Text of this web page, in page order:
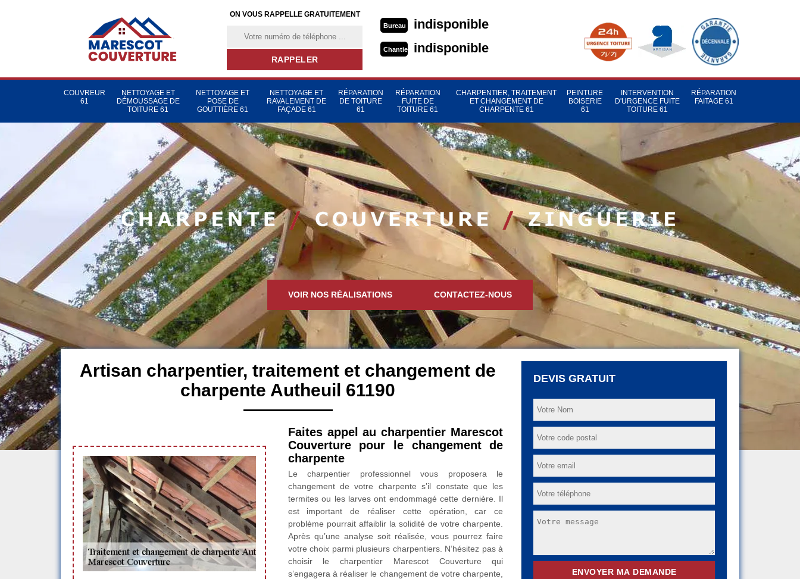
ON VOUS RAPPELLE GRATUITEMENT
Bureau indisponible
Chantier indisponible
COUVREUR
61
NETTOYAGE ET
DÉMOUSSAGE DE
TOITURE 61
NETTOYAGE ET
POSE DE
GOUTTIÈRE 61
NETTOYAGE ET
RAVALEMENT DE
FAÇADE 61
RÉPARATION
DE TOITURE
61
RÉPARATION
FUITE DE
TOITURE 61
CHARPENTIER, TRAITEMENT
ET CHANGEMENT DE
CHARPENTE 61
PEINTURE
BOISERIE
61
INTERVENTION
D'URGENCE FUITE
TOITURE 61
RÉPARATION
FAITAGE 61
VOIR NOS RÉALISATIONS CONTACTEZ-NOUS
Artisan charpentier, traitement et changement de
charpente Autheuil 61190
Faites appel au charpentier Marescot
Couverture pour le changement de
charpente
Le charpentier professionnel vous proposera le
changement de votre charpente s’il constate que les
termites ou les larves ont endommagé cette dernière. Il
est important de réaliser cette opération, car ce
problème pourrait affaiblir la solidité de votre charpente.
Après qu’une analyse soit réalisée, vous pourrez faire
votre choix parmi plusieurs charpentiers. N’hésitez pas à
choisir le charpentier Marescot Couverture qui
s’engagera à réaliser le changement de votre charpente,
DEVIS GRATUIT